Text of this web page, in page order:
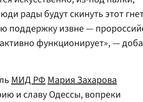
рады будут скинуть этот
поддержку извне —
функционирует», —
МИД РФМария Захарова
и славу Одессы, вопреки